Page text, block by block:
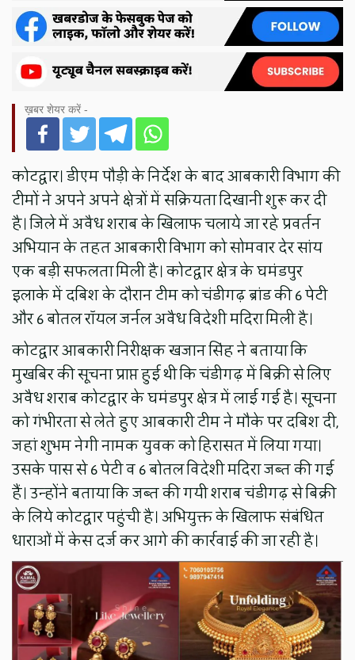
ख़बर शेयर करें -
कोटद्वार। डीएम पौड़ी के निर्देश के बाद आबकारी विभाग की
टीमों ने अपने अपने क्षेत्रों में सक्रियता दिखानी शुरू कर दी
है। जिले में अवैध शराब के खिलाफ चलाये जा रहे प्रवर्तन
अभियान के तहत आबकारी विभाग को सोमवार देर सांय
एक बड़ी सफलता मिली है। कोटद्वार क्षेत्र के घमंडपुर
इलाके में दबिश के दौरान टीम को चंडीगढ़ ब्रांड की 6 पेटी
और 6 बोतल रॉयल जर्नल अवैध विदेशी मदिरा मिली है।
कोटद्वार आबकारी निरीक्षक खजान सिंह ने बताया कि
मुखबिर की सूचना प्राप्त हुई थी कि चंडीगढ़ में बिक्री से लिए
अवैध शराब कोटद्वार के घमंडपुर क्षेत्र में लाई गई है। सूचना
को गंभीरता से लेते हुए आबकारी टीम ने मौके पर दबिश दी,
जहां शुभम नेगी नामक युवक को हिरासत में लिया गया।
उसके पास से 6 पेटी व 6 बोतल विदेशी मदिरा जब्त की गई
हैं। उन्होंने बताया कि जब्त की गयी शराब चंडीगढ़ से बिक्री
के लिये कोटद्वार पहुंची है। अभियुक्त के खिलाफ संबंधित
धाराओं में केस दर्ज कर आगे की कार्रवाई की जा रही है।